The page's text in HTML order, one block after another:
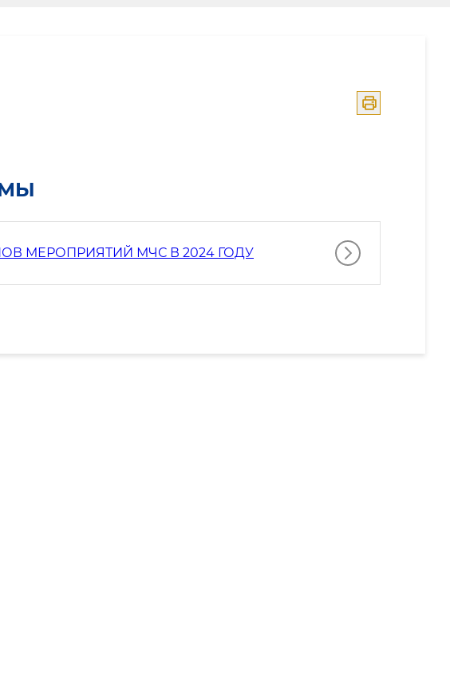
МЕРОПРИЯТИЙ МЧС В 2024 ГОДУ